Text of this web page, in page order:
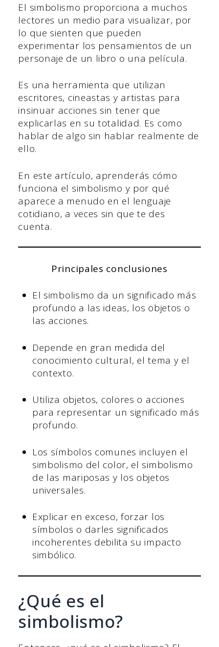
El simbolismo proporciona a muchos
lectores un medio para visualizar, por
lo que sienten que pueden
experimentar los pensamientos de un
personaje de un libro o una película.
Es una herramienta que utilizan
escritores, cineastas y artistas para
insinuar acciones sin tener que
explicarlas en su totalidad. Es como
hablar de algo sin hablar realmente de
ello.
En este artículo, aprenderás cómo
funciona el simbolismo y por qué
aparece a menudo en el lenguaje
cotidiano, a veces sin que te des
cuenta.
Principales conclusiones
El simbolismo da un significado más
profundo a las ideas, los objetos o
las acciones.
Depende en gran medida del
conocimiento cultural, el tema y el
contexto.
Utiliza objetos, colores o acciones
para representar un significado más
profundo.
Los símbolos comunes incluyen el
simbolismo del color, el simbolismo
de las mariposas y los objetos
universales.
Explicar en exceso, forzar los
símbolos o darles significados
incoherentes debilita su impacto
simbólico.
¿Qué es el
simbolismo?